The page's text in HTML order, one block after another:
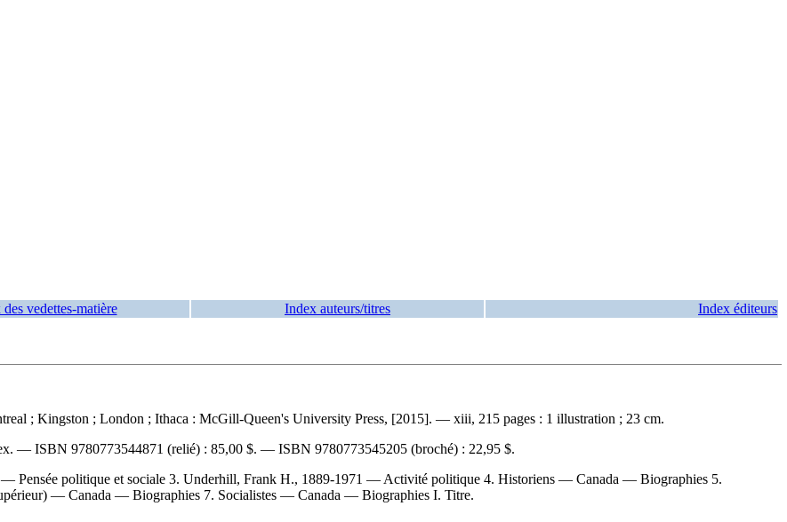
vedettes-matière Index auteurs/titres Index éditeurs
; Kingston ; London ; Ithaca : McGill-Queen's University Press, [2015]. — xiii, 215 pages : 1 illustration ; 23 cm.
— ISBN 9780773544871 (relié) : 85,00 $. — ISBN 9780773545205 (broché) : 22,95 $.
Pensée politique et sociale 3. Underhill, Frank H., 1889-1971 — Activité politique 4. Historiens — Canada — Biographies 5.
— Canada — Biographies 7. Socialistes — Canada — Biographies I. Titre.